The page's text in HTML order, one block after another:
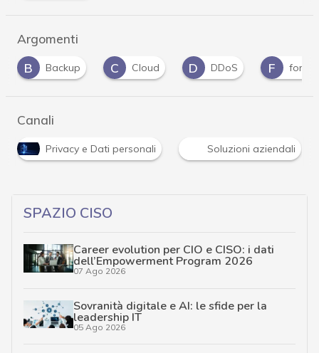
Argomenti
C
Cloud D DDoS F fornitori G
Gdpr
Canali
Privacy e Dati personali
Soluzioni aziendali
SPAZIO CISO
Career evolution per CIO e CISO: i dati
dell’Empowerment Program 2026
07 Ago 2026
Sovranità digitale e AI: le sfide per la
leadership IT
05 Ago 2026